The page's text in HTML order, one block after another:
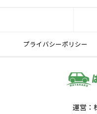
プライバシーポリシー
運営：